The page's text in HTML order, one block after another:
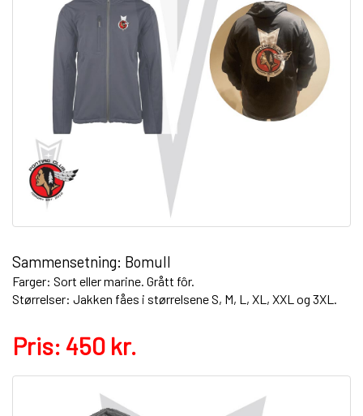
Sammensetning: Bomull
Farger: Sort eller marine. Grått fôr.
Størrelser: Jakken fåes i størrelsene S, M, L, XL, XXL og 3XL.
Pris: 450 kr.